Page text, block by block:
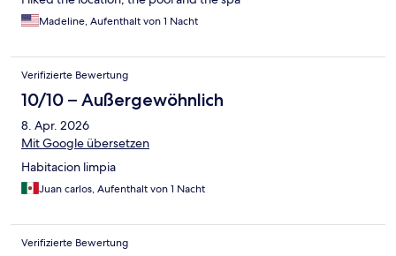
Madeline, Aufenthalt von 1 Nacht
Verifizierte Bewertung
10/10 – Außergewöhnlich
8. Apr. 2026
Mit Google übersetzen
Habitacion limpia
Juan carlos, Aufenthalt von 1 Nacht
Verifizierte Bewertung